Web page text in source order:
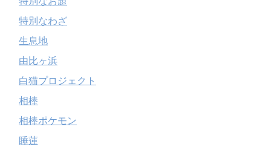
特別なわざ
生息地
由比ヶ浜
白猫プロジェクト
相棒
相棒ポケモン
睡蓮